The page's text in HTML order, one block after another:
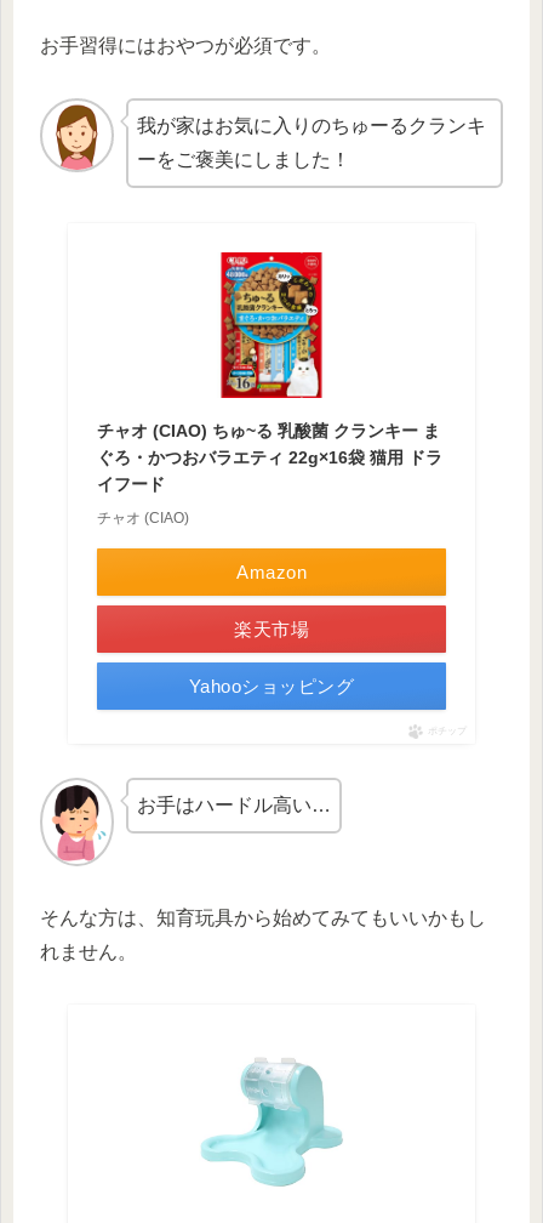
お手習得にはおやつが必須です。
我が家はお気に入りのちゅーるクランキ
ーをご褒美にしました！
チャオ (CIAO) ちゅ~る 乳酸菌 クランキー ま
ぐろ・かつおバラエティ 22g×16袋 猫用 ドラ
イフード
チャオ (CIAO)
Amazon
楽天市場
Yahooショッピング
ポチップ
お手はハードル高い…
そんな方は、知育玩具から始めてみてもいいかもし
れません。